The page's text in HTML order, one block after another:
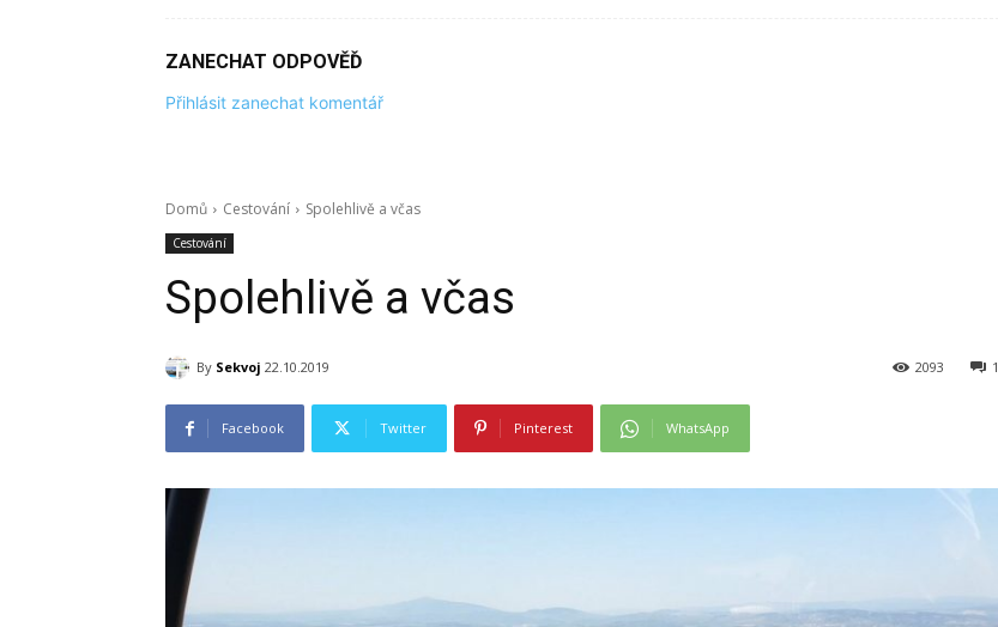
ZANECHAT ODPOVĚĎ
Přihlásit zanechat komentář